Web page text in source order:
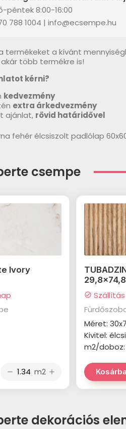
péntek 8:00-16:00
788 1004 | info@ecsempe.hu
termékeket a kívánt
több termékre is!
kérni?
kedvezmény
extra árkedvezmény
ajánlat, rövid határidővel
fehér élcsiszolt padlólap
csempe
Ivory
remove m2 add
check_circle
Méret:
Kivitel:
m2/doboz:
Kosárba
dekorációs